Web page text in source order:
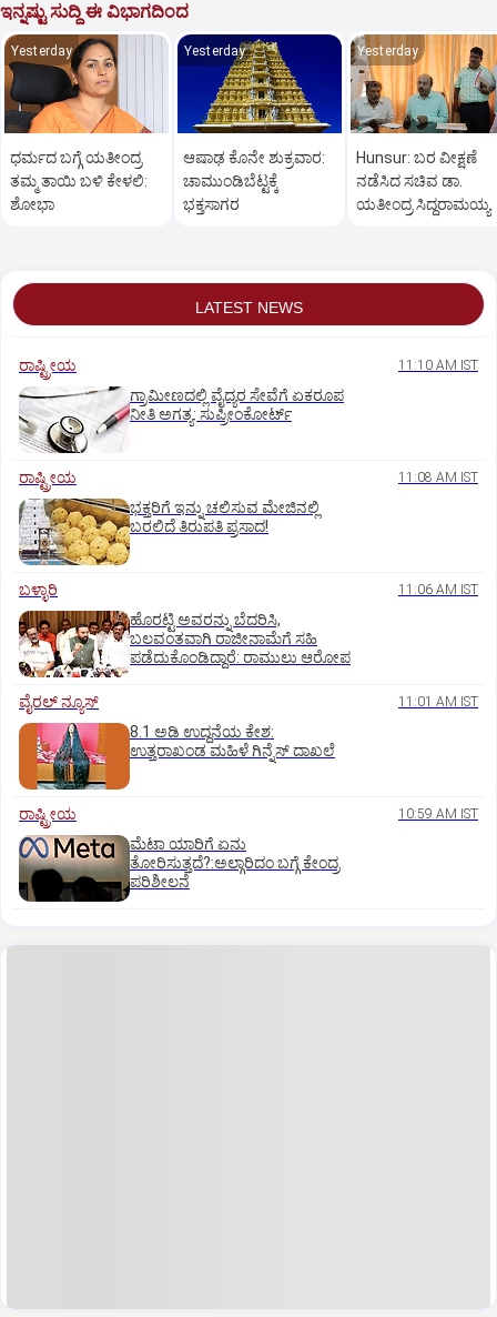
ಇನ್ನಷ್ಟು ಸುದ್ದಿ ಈ ವಿಭಾಗದಿಂದ
Yesterday
ಧರ್ಮದ ಬಗ್ಗೆ ಯತೀಂದ್ರ
ತಮ್ಮ ತಾಯಿ ಬಳಿ ಕೇಳಲಿ:
ಶೋಭಾ
Yesterday
ಆಷಾಢ ಕೊನೇ ಶುಕ್ರವಾರ:
ಚಾಮುಂಡಿಬೆಟ್ಟಕ್ಕೆ
ಭಕ್ತಸಾಗರ
Yesterday
Hunsur: ಬರ ವೀಕ್ಷಣೆ
ನಡೆಸಿದ ಸಚಿವ ಡಾ.
ಯತೀಂದ್ರ ಸಿದ್ದರಾಮಯ್ಯ
LATEST NEWS
ರಾಷ್ಟ್ರೀಯ 11:10 AM IST
ಗ್ರಾಮೀಣದಲ್ಲಿ ವೈದ್ಯರ ಸೇವೆಗೆ ಏಕರೂಪ
ನೀತಿ ಅಗತ್ಯ: ಸುಪ್ರೀಂಕೋರ್ಟ್‌
ರಾಷ್ಟ್ರೀಯ 11:08 AM IST
ಭಕ್ತರಿಗೆ ಇನ್ನು ಚಲಿಸುವ ಮೇಜಿನಲ್ಲಿ
ಬರಲಿದೆ ತಿರುಪತಿ ಪ್ರಸಾದ!
ಬಳ್ಳಾರಿ 11:06 AM IST
ಹೊರಟ್ಟಿ ಅವರನ್ನು ಬೆದರಿಸಿ,
ಬಲವಂತವಾಗಿ ರಾಜೀನಾಮೆಗೆ ಸಹಿ
ಪಡೆದುಕೊಂಡಿದ್ದಾರೆ: ರಾಮುಲು ಆರೋಪ
ವೈರಲ್ ನ್ಯೂಸ್ 11:01 AM IST
8.1 ಅಡಿ ಉದ್ದನೆಯ ಕೇಶ:
ಉತ್ತರಾಖಂಡ ಮಹಿಳೆ ಗಿನ್ನೆಸ್‌ ದಾಖಲೆ
ರಾಷ್ಟ್ರೀಯ 10:59 AM IST
ಮೆಟಾ ಯಾರಿಗೆ ಏನು
ತೋರಿಸುತ್ತದೆ?:ಅಲ್ಗಾರಿದಂ ಬಗ್ಗೆ ಕೇಂದ್ರ
ಪರಿಶೀಲನೆ